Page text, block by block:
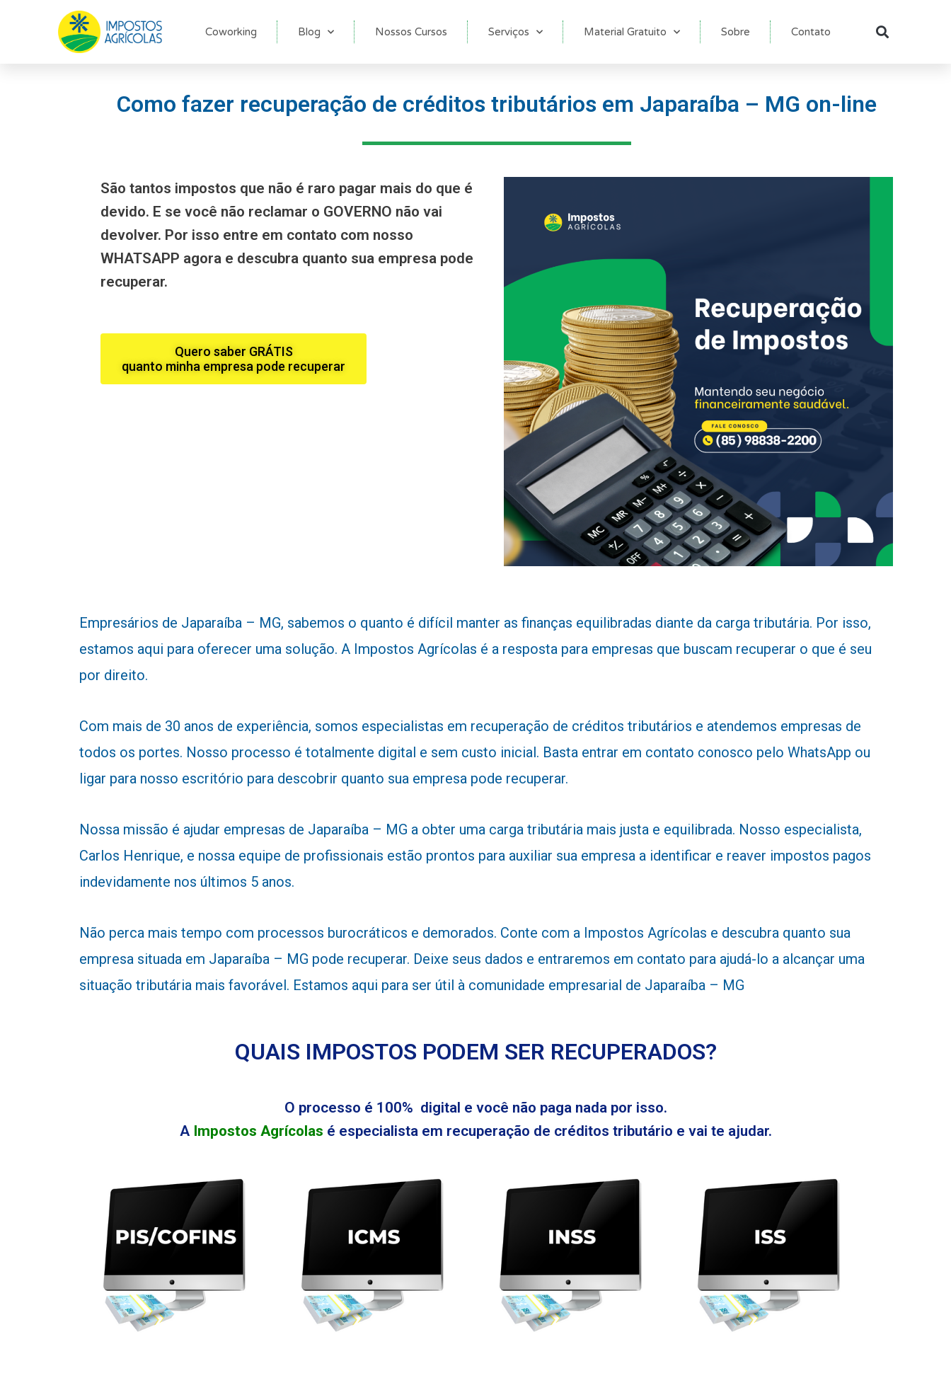
Coworking Blog Nossos Cursos Serviços Material Gratuito Sobre Contato
Como fazer recuperação de créditos tributários em Japaraíba – MG on-line
São tantos impostos que não é raro pagar mais do que é
devido. E se você não reclamar o GOVERNO não vai
devolver. Por isso entre em contato com nosso
WHATSAPP agora e descubra quanto sua empresa pode
recuperar.
Quero saber GRÁTIS
quanto minha empresa pode recuperar
Empresários de Japaraíba – MG, sabemos o quanto é difícil manter as finanças equilibradas diante da carga tributária. Por isso,
estamos aqui para oferecer uma solução. A Impostos Agrícolas é a resposta para empresas que buscam recuperar o que é seu
por direito.
Com mais de 30 anos de experiência, somos especialistas em recuperação de créditos tributários e atendemos empresas de
todos os portes. Nosso processo é totalmente digital e sem custo inicial. Basta entrar em contato conosco pelo WhatsApp ou
ligar para nosso escritório para descobrir quanto sua empresa pode recuperar.
Nossa missão é ajudar empresas de Japaraíba – MG a obter uma carga tributária mais justa e equilibrada. Nosso especialista,
Carlos Henrique, e nossa equipe de profissionais estão prontos para auxiliar sua empresa a identificar e reaver impostos pagos
indevidamente nos últimos 5 anos.
Não perca mais tempo com processos burocráticos e demorados. Conte com a Impostos Agrícolas e descubra quanto sua
empresa situada em Japaraíba – MG pode recuperar. Deixe seus dados e entraremos em contato para ajudá-lo a alcançar uma
situação tributária mais favorável. Estamos aqui para ser útil à comunidade empresarial de Japaraíba – MG
QUAIS IMPOSTOS PODEM SER RECUPERADOS?
O processo é 100% digital e você não paga nada por isso.
A Impostos Agrícolas é especialista em recuperação de créditos tributário e vai te ajudar.